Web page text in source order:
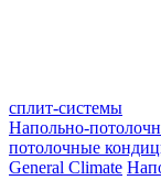
сплит-системы
Напольно-
потолочные
General Climate